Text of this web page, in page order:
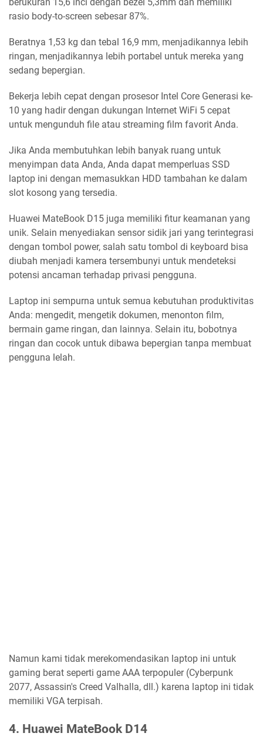
rasio body-to-screen sebesar 87%.
Beratnya 1,53 kg dan tebal 16,9 mm, menjadikannya lebih
ringan, menjadikannya lebih portabel untuk mereka yang
sedang bepergian.
Bekerja lebih cepat dengan prosesor Intel Core Generasi ke-
10 yang hadir dengan dukungan Internet WiFi 5 cepat
untuk mengunduh file atau streaming film favorit Anda.
Jika Anda membutuhkan lebih banyak ruang untuk
menyimpan data Anda, Anda dapat memperluas SSD
laptop ini dengan memasukkan HDD tambahan ke dalam
slot kosong yang tersedia.
Huawei MateBook D15 juga memiliki fitur keamanan yang
unik. Selain menyediakan sensor sidik jari yang terintegrasi
dengan tombol power, salah satu tombol di keyboard bisa
diubah menjadi kamera tersembunyi untuk mendeteksi
potensi ancaman terhadap privasi pengguna.
Laptop ini sempurna untuk semua kebutuhan produktivitas
Anda: mengedit, mengetik dokumen, menonton film,
bermain game ringan, dan lainnya. Selain itu, bobotnya
ringan dan cocok untuk dibawa bepergian tanpa membuat
pengguna lelah.
Namun kami tidak merekomendasikan laptop ini untuk
gaming berat seperti game AAA terpopuler (Cyberpunk
2077, Assassin's Creed Valhalla, dll.) karena laptop ini tidak
memiliki VGA terpisah.
4. Huawei MateBook D14